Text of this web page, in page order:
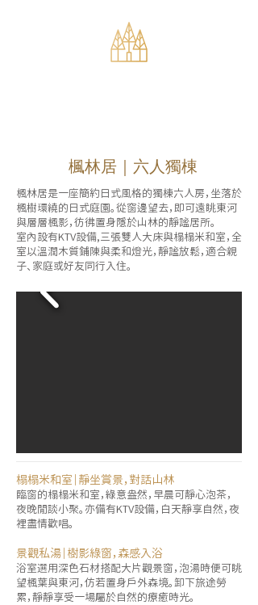
楓林居｜六人獨棟
楓林居是一座簡約日式風格的獨棟六人房，坐落於
楓樹環繞的日式庭園。從窗邊望去，即可遠眺東河
與層層楓影，彷彿置身隱於山林的靜謐居所。
室內設有KTV設備,三張雙人大床與榻榻米和室，全
室以溫潤木質鋪陳與柔和燈光，靜謐放鬆，適合親
子、家庭或好友同行入住。
榻榻米和室｜靜坐賞景，對話山林
臨窗的榻榻米和室，綠意盎然，早晨可靜心泡茶，
夜晚閒談小聚。亦備有KTV設備，白天靜享自然，夜
裡盡情歡唱。
景觀私湯｜樹影綠窗，森感入浴
浴室選用深色石材搭配大片觀景窗，泡湯時便可眺
望楓葉與東河，仿若置身戶外森境。卸下旅途勞
累，靜靜享受一場屬於自然的療癒時光。